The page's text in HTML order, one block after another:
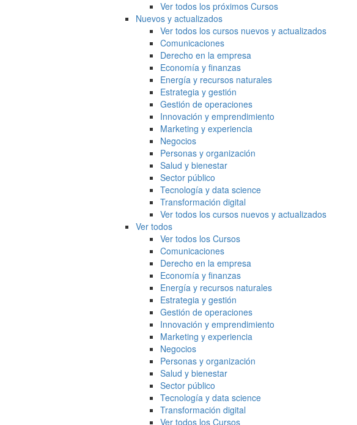
Ver todos los próximos Cursos
Nuevos y actualizados
Ver todos los cursos nuevos y actualizados
Comunicaciones
Derecho en la empresa
Economía y finanzas
Energía y recursos naturales
Estrategia y gestión
Gestión de operaciones
Innovación y emprendimiento
Marketing y experiencia
Negocios
Personas y organización
Salud y bienestar
Sector público
Tecnología y data science
Transformación digital
Ver todos los cursos nuevos y actualizados
Ver todos
Ver todos los Cursos
Comunicaciones
Derecho en la empresa
Economía y finanzas
Energía y recursos naturales
Estrategia y gestión
Gestión de operaciones
Innovación y emprendimiento
Marketing y experiencia
Negocios
Personas y organización
Salud y bienestar
Sector público
Tecnología y data science
Transformación digital
Ver todos los Cursos